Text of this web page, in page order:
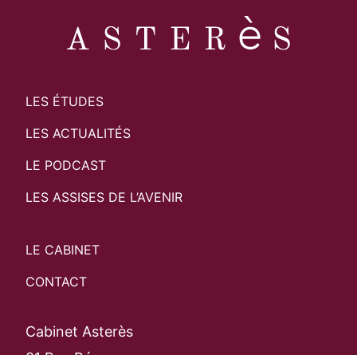
LES ÉTUDES
LES ACTUALITÉS
LE PODCAST
LES ASSISES DE L’AVENIR
LE CABINET
CONTACT
Cabinet Asterès